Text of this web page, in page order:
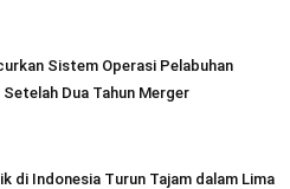
Sistem Operasi Pelabuhan
Dua Tahun Merger
di Indonesia Turun Tajam dalam Lima